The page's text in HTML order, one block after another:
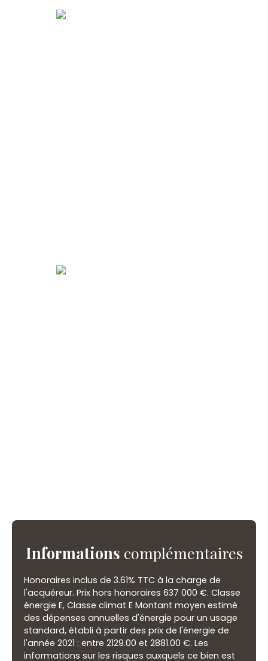
Informations complémentaires
Honoraires inclus de 3.61% TTC à la charge de
l'acquéreur. Prix hors honoraires 637 000 €. Classe
énergie E, Classe climat E Montant moyen estimé
des dépenses annuelles d'énergie pour un usage
standard, établi à partir des prix de l'énergie de
l'année 2021 : entre 2129.00 et 2881.00 €. Les
informations sur les risques auxquels ce bien est